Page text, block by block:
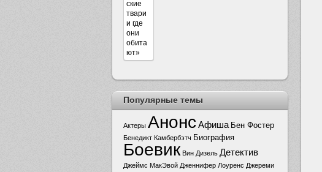
Популярные темы
Актеры АнонсАфиша Бен Фостер
Бенедикт Камбербэтч Биография
Боевик Вин Дизель Детектив
Джеймс МакЭвой Дженнифер Лоуренс Джереми